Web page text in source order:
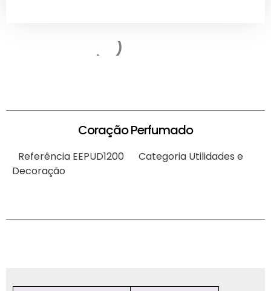
Coração Perfumado
Referência EEPUD1200 Categoria Utilidades e
Decoração